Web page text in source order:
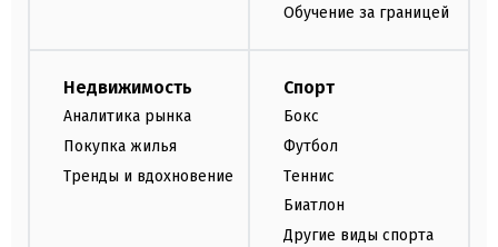
Обучение за границей
Недвижимость
Аналитика рынка
Покупка жилья
Тренды и вдохновение
Спорт
Бокс
Футбол
Теннис
Биатлон
Другие виды спорта